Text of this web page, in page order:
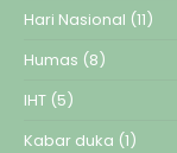
Hari Nasional (11)
Humas (8)
IHT (5)
Kabar duka (1)